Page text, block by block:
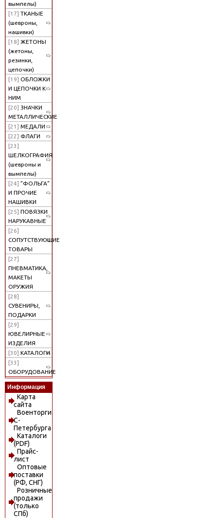
вымпелы)
[17] ТКАНЫЕ
(шевроны,
нашивки)
[18] ЖЕТОНЫ
(жетоны,
резинки,
цепочки)
[19] ОБЛОЖКИ
И ЦЕПОЧКИ К
НИМ
[20] ЗНАЧКИ
МЕТАЛЛИЧЕСКИЕ
[21] МЕДАЛИ
[22] ФЛАГИ
[23]
ШЕЛКОГРАФИЯ
(шевроны и
вымпелы)
[24] "ФОЛЬГА"
И ПРОЧИЕ
НАШИВКИ
[25] ПОВЯЗКИ
НАРУКАВНЫЕ
[26]
СОПУТСТВУЮЩИЕ
ТОВАРЫ
[27]
ПНЕВМАТИКА,
МАКЕТЫ
ОРУЖИЯ
[28]
СУВЕНИРЫ,
ПОДАРКИ
[29]
ЮВЕЛИРНЫЕ
ИЗДЕЛИЯ
[30] КАТАЛОГИ
[33]
ОБОРУДОВАНИЕ
Информация
Карта
сайта
Военторги
С-
Петербурга
Каталоги
(PDF)
Прайс-
лист
Оптовые
поставки
(РФ, СНГ)
Розничные
продажи
(только
СПб)